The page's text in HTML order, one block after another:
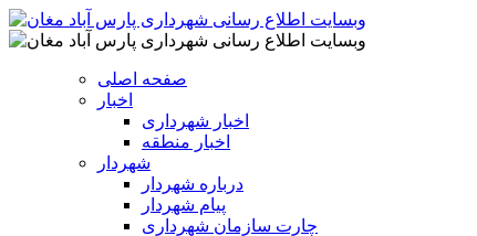
صفحه اصلی
اخبار
اخبار شهرداری
اخبار منطقه
شهردار
درباره شهردار
پیام شهردار
چارت سازمان شهرداری